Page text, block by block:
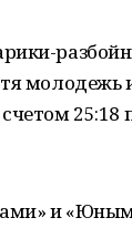
молодежь
и